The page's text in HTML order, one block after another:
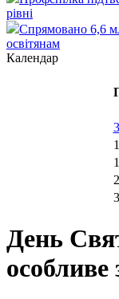
рівні
Спрямовано 6,6
освітянам
Календар
3
День
особливе